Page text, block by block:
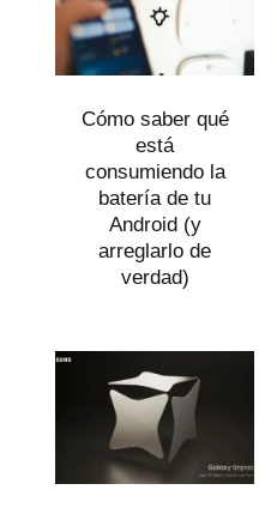
Cómo saber qué
está
consumiendo la
batería de tu
Android (y
arreglarlo de
verdad)